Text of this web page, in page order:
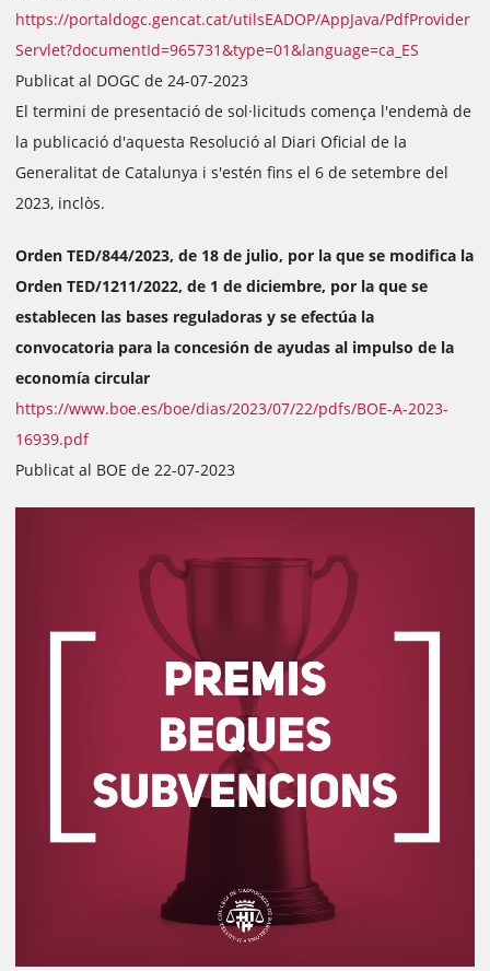
https://portaldogc.gencat.cat/utilsEADOP/AppJava/PdfProvider
Servlet?documentId=965731&type=01&language=ca_ES
Publicat al DOGC de 24-07-2023
El termini de presentació de sol·licituds comença l'endemà de
la publicació d'aquesta Resolució al Diari Oficial de la
Generalitat de Catalunya i s'estén fins el 6 de setembre del
2023, inclòs.
Orden TED/844/2023, de 18 de julio, por la que se modifica la
Orden TED/1211/2022, de 1 de diciembre, por la que se
establecen las bases reguladoras y se efectúa la
convocatoria para la concesión de ayudas al impulso de la
economía circular
https://www.boe.es/boe/dias/2023/07/22/pdfs/BOE-A-2023-
16939.pdf
Publicat al BOE de 22-07-2023